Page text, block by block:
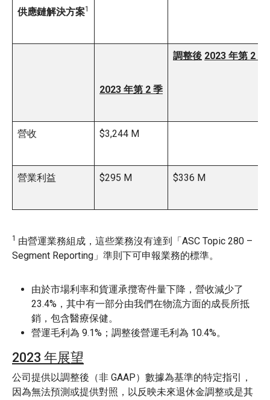
供應鏈解決方案1
2023 年第 2 季
調整後 2023 年第 2 季
營收 $3,244 M
營業利益 $295 M $336 M
1 由營運業務組成，這些業務沒有達到「ASC Topic 280 –
Segment Reporting」準則下可申報業務的標準。
由於市場利率和貨運承攬寄件量下降，營收減少了
23.4%，其中有一部分由我們在物流方面的成長所抵
銷，包含醫療保健。
營運毛利為 9.1%；調整後營運毛利為 10.4%。
2023 年展望
公司提供以調整後（非 GAAP）數據為基準的特定指引，
因為無法預測或提供對照，以反映未來退休金調整或是其